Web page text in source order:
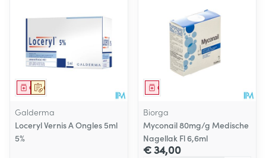
Op voorschrift
Geneesmiddel
Galderma
Loceryl Vernis A Ongles 5ml
5%
Geneesmiddel
Biorga
Myconail 80mg/g Medische
Nagellak Fl 6,6ml
€ 34,00